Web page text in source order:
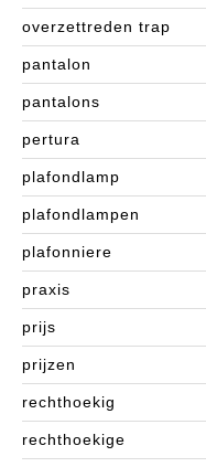
overzettreden trap
pantalon
pantalons
pertura
plafondlamp
plafondlampen
plafonniere
praxis
prijs
prijzen
rechthoekig
rechthoekige